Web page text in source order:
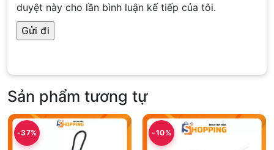
duyệt này cho lần bình luận kế tiếp của tôi.
Sản phẩm tương tự
-37% -10%